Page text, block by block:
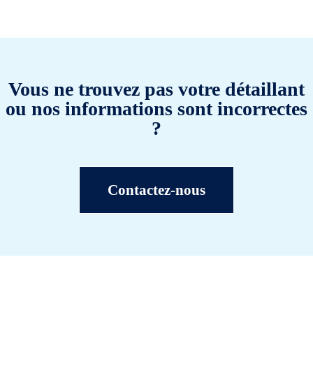
Vous ne trouvez pas votre détaillant
ou nos informations sont incorrectes
?
Contactez-nous